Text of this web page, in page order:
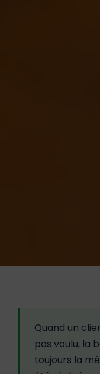
Quand un
pas voulu, la
toujours la